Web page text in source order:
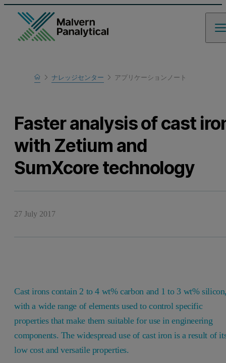
Home
Learn
ナレッジセンター アプリケーションノート
Faster analysis of cast
with Zetium and
SumXcore technology
27 July 2017
Cast irons contain 2 to 4 wt% carbon and 1 to 3 wt%
with a wide range of elements used to control specific
properties that make them suitable for use in engineering
components. The widespread use of cast iron is a result of
low cost and versatile properties.